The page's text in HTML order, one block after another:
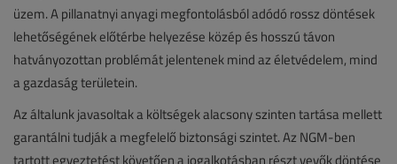
üzem. A pillanatnyi anyagi megfontolásból adódó rossz döntések
lehetőségének előtérbe helyezése közép és hosszú távon
hatványozottan problémát jelentenek mind az életvédelem, mind
a gazdaság területein.
Az általunk javasoltak a költségek alacsony szinten tartása mellett
garantálni tudják a megfelelő biztonsági szintet. Az NGM-ben
tartott egyeztetést követően a jogalkotásban részt vevők döntése